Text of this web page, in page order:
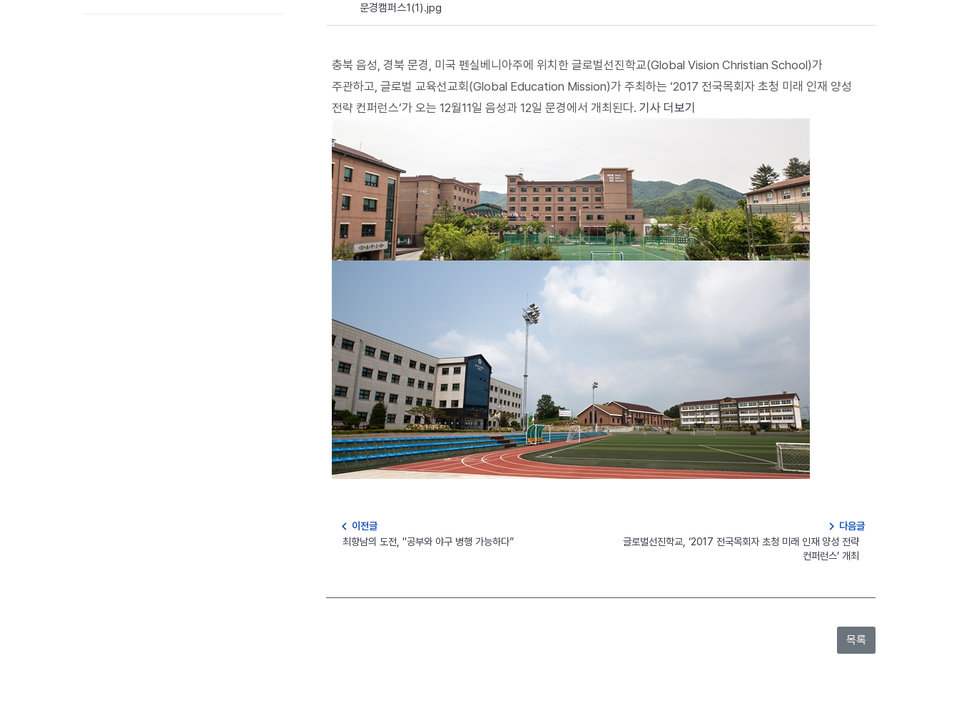
문경캠퍼스1(1).jpg
충북 음성, 경북 문경, 미국 펜실베니아주에 위치한 글로벌선진학교(Global Vision Christian School)가
주관하고, 글로벌 교육선교회(Global Education Mission)가 주최하는 ‘2017 전국목회자 초청 미래 인재 양성
전략 컨퍼런스’가 오는 12월11일 음성과 12일 문경에서 개최된다. 기사 더보기
navigate_before 이전글
최향남의 도전, "공부와 야구 병행 가능하다”
navigate_next 다음글
글로벌선진학교, ‘2017 전국목회자 초청 미래 인재 양성 전략
컨퍼런스’ 개최